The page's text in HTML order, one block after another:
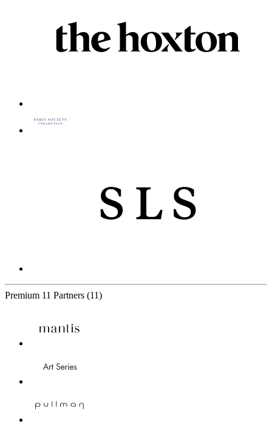
Premium 11 Partners (11)